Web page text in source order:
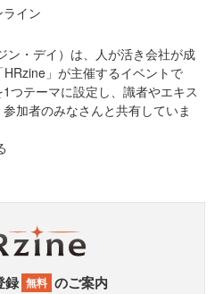
イン
ン・デイ）は、人が活き会社が成
」が主催するイベントで
つテーマに設定し、識者やエキス
加者のみなさんと共有していま
録 無料 のご案内